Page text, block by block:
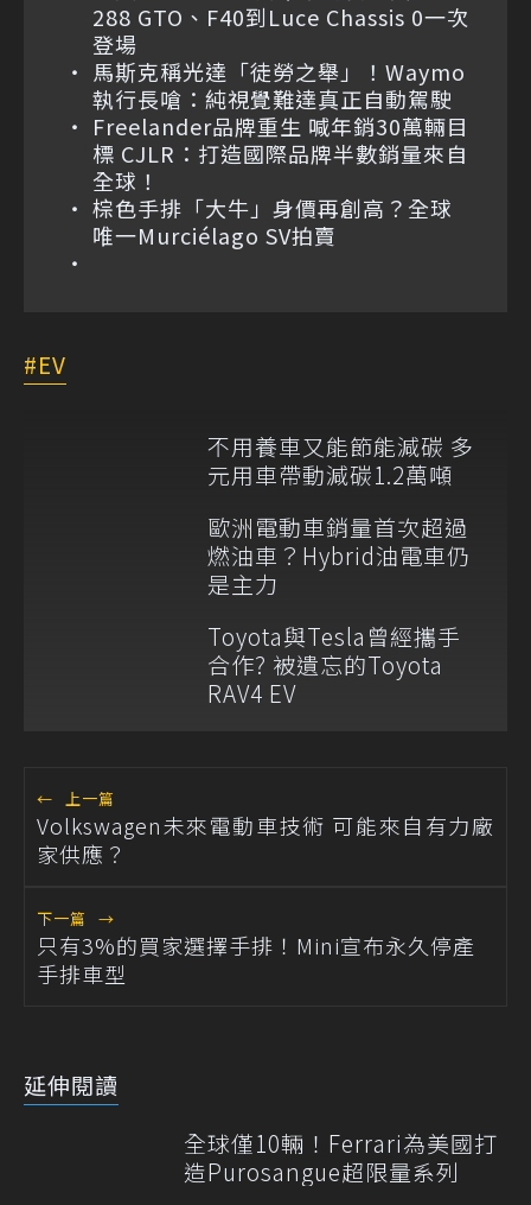
288 GTO、F40到Luce Chassis 0一次
登場
馬斯克稱光達「徒勞之舉」！Waymo
執行長嗆：純視覺難達真正自動駕駛
Freelander品牌重生 喊年銷30萬輛目
標 CJLR：打造國際品牌半數銷量來自
全球！
棕色手排「大牛」身價再創高？全球
唯一Murciélago SV拍賣
EV
不用養車又能節能減碳 多
元用車帶動減碳1.2萬噸
歐洲電動車銷量首次超過
燃油車？Hybrid油電車仍
是主力
Toyota與Tesla曾經攜手
合作? 被遺忘的Toyota
RAV4 EV
← 上一篇
Volkswagen未來電動車技術 可能來自有力廠
家供應？
下一篇 →
只有3%的買家選擇手排！Mini宣布永久停產
手排車型
延伸閱讀
全球僅10輛！Ferrari為美國打
造Purosangue超限量系列